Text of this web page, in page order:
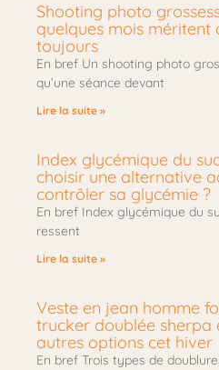
Shooting photo
quelques mois méritent
toujours
En bref Un shooting photo
qu’une séance devant
Lire la suite »
Index glycémique du
choisir une alternative
contrôler sa glycémie ?
En bref Index glycémique du
ressent
Lire la suite »
Veste en jean homme
trucker doublée sherpa
autres options cet hiver
En bref Trois types de